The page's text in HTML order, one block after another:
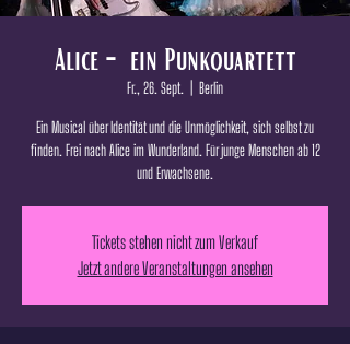
Alice - ein Punkquartett
Fr., 26. Sept. Berlin
Ein Musical über Identität und die Unmöglichkeit, sich selbst zu
finden. Frei nach Alice im Wunderland. Für junge Menschen ab 12
und Erwachsene.
Tickets stehen nicht zum Verkauf
Jetzt andere Veranstaltungen ansehen